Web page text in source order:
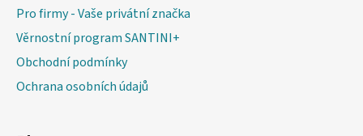
Pro firmy - Vaše privátní značka
Věrnostní program SANTINI+
Obchodní podmínky
Ochrana osobních údajů